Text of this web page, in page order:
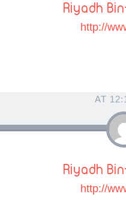
Riyadh
http://
Riyadh
http://